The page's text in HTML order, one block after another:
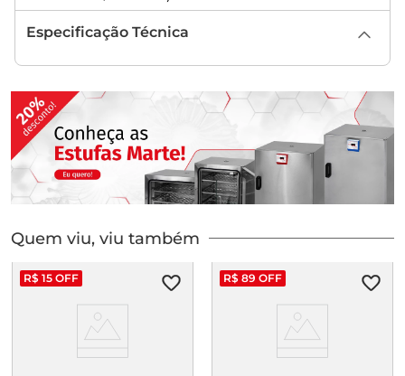
Especificação Técnica
Quem viu, viu também
R$ 15 OFF R$ 89 OFF